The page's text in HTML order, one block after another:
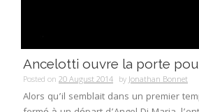
Ancelotti ouvre la porte
Posted on 20 August 2014 byJonathan Bonnet
Alors qu’il semblait dans un premier